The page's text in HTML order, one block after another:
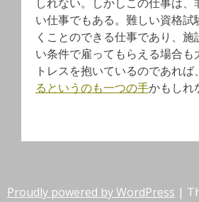
い仕事でもある。難しい資格
くことのできる仕事であり、
い条件で雇ってもらえる場合も
トレスを抱いているのであれば、
るというのも一つの手かもしれ
Proudly powered by WordPress |